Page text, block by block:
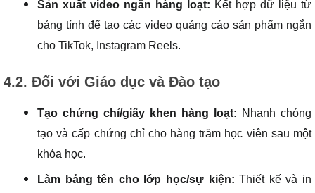
Sản xuất video ngắn hàng loạt: Kết hợp dữ liệu từ
bảng tính để tạo các video quảng cáo sản phẩm ngắn
cho TikTok, Instagram Reels.
4.2. Đối với Giáo dục và Đào tạo
Tạo chứng chỉ/giấy khen hàng loạt: Nhanh chóng
tạo và cấp chứng chỉ cho hàng trăm học viên sau một
khóa học.
Làm bảng tên cho lớp học/sự kiện: Thiết kế và in